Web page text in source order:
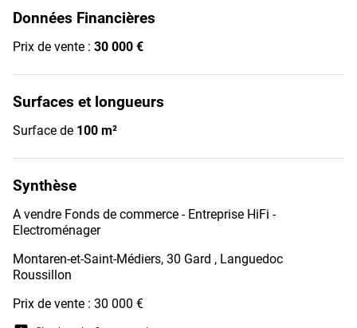
Données Financières
Prix de vente : 30 000 €
Surfaces et longueurs
Surface de 100 m²
Synthèse
A vendre Fonds de commerce - Entreprise HiFi -
Electroménager
Montaren-et-Saint-Médiers, 30 Gard , Languedoc
Roussillon
Prix de vente : 30 000 €